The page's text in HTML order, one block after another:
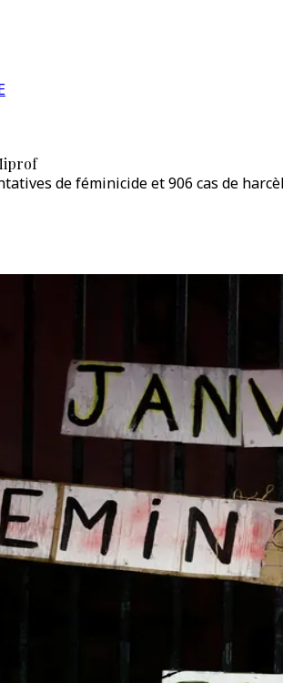
de féminicide et 906 cas de